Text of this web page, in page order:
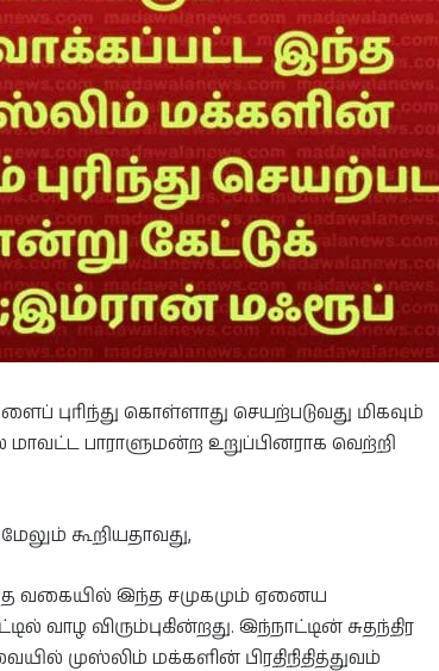
புரிந்து கொள்ளாது செயற்படுவது மிகவும்
பாராளுமன்ற உறுப்பினராக வெற்றி
கூறியதாவது,
வகையில் இந்த சமுகமும் ஏனைய
விரும்புகின்றது. இந்நாட்டின் சுதந்திர
முஸ்லிம் மக்களின் பிரதிநிதித்துவம்